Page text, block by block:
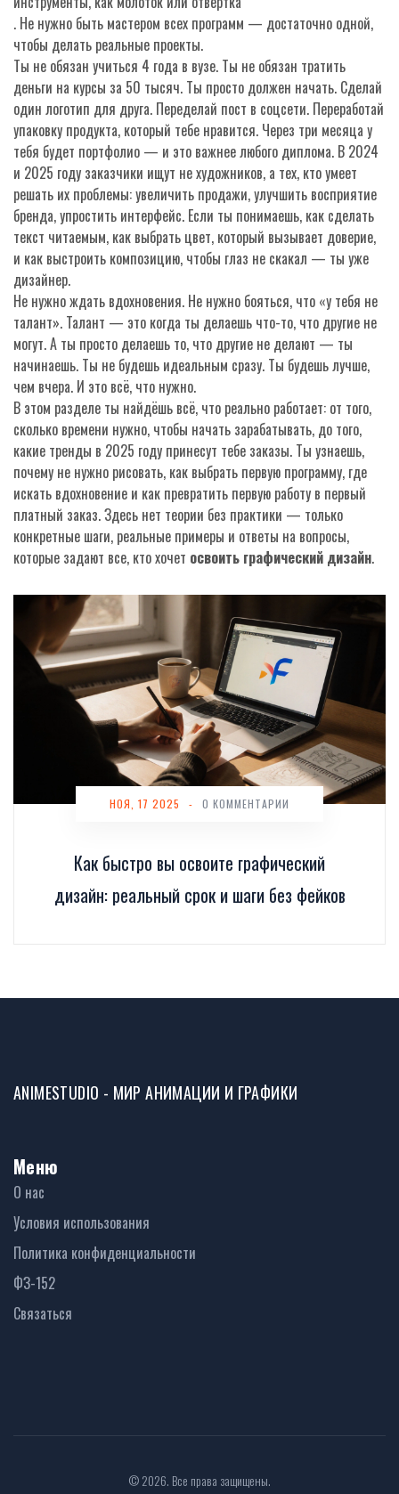
. Не нужно быть мастером всех программ — достаточно одной,
чтобы делать реальные проекты.
Ты не обязан учиться 4 года в вузе. Ты не обязан тратить
деньги на курсы за 50 тысяч. Ты просто должен начать. Сделай
один логотип для друга. Переделай пост в соцсети. Переработай
упаковку продукта, который тебе нравится. Через три месяца у
тебя будет портфолио — и это важнее любого диплома. В 2024
и 2025 году заказчики ищут не художников, а тех, кто умеет
решать их проблемы: увеличить продажи, улучшить восприятие
бренда, упростить интерфейс. Если ты понимаешь, как сделать
текст читаемым, как выбрать цвет, который вызывает доверие,
и как выстроить композицию, чтобы глаз не скакал — ты уже
дизайнер.
Не нужно ждать вдохновения. Не нужно бояться, что «у тебя не
талант». Талант — это когда ты делаешь что-то, что другие не
могут. А ты просто делаешь то, что другие не делают — ты
начинаешь. Ты не будешь идеальным сразу. Ты будешь лучше,
чем вчера. И это всё, что нужно.
В этом разделе ты найдёшь всё, что реально работает: от того,
сколько времени нужно, чтобы начать зарабатывать, до того,
какие тренды в 2025 году принесут тебе заказы. Ты узнаешь,
почему не нужно рисовать, как выбрать первую программу, где
искать вдохновение и как превратить первую работу в первый
платный заказ. Здесь нет теории без практики — только
конкретные шаги, реальные примеры и ответы на вопросы,
которые задают все, кто хочет освоить графический дизайн.
Как быстро вы освоите графический
дизайн: реальный срок и шаги без фейков
НОЯ, 17 2025 - 0 КОММЕНТАРИИ
ANIMESTUDIO - МИР АНИМАЦИИ И ГРАФИКИ
Меню
О нас
Условия использования
Политика конфиденциальности
ФЗ-152
Связаться
© 2026. Все права защищены.